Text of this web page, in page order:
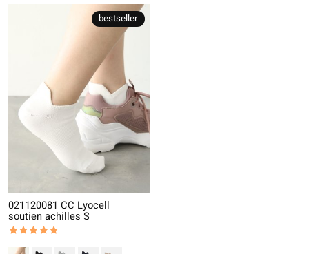
bestseller
021120081 CC Lyocell
soutien achilles S
The rating of this product is